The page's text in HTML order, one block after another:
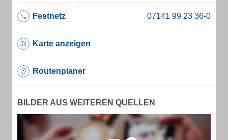
Festnetz
Karte anzeigen
Routenplaner
BILDER AUS WEITEREN QUELLEN